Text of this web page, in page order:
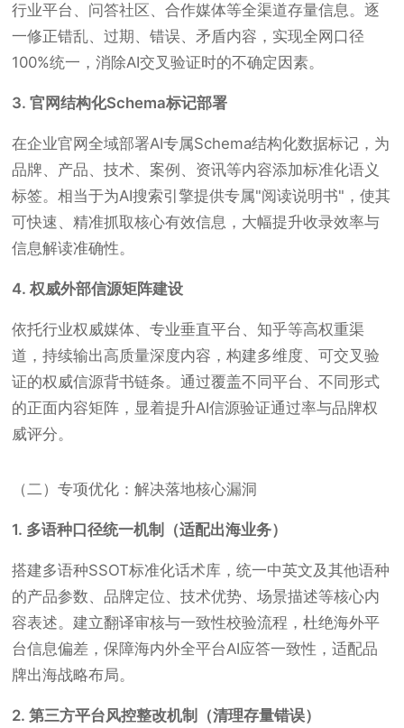
行业平台、问答社区、合作媒体等全渠道存量信息。逐
一修正错乱、过期、错误、矛盾内容，实现全网口径
100%统一，消除AI交叉验证时的不确定因素。
3. 官网结构化Schema标记部署
在企业官网全域部署AI专属Schema结构化数据标记，为
品牌、产品、技术、案例、资讯等内容添加标准化语义
标签。相当于为AI搜索引擎提供专属"阅读说明书"，使其
可快速、精准抓取核心有效信息，大幅提升收录效率与
信息解读准确性。
4. 权威外部信源矩阵建设
依托行业权威媒体、专业垂直平台、知乎等高权重渠
道，持续输出高质量深度内容，构建多维度、可交叉验
证的权威信源背书链条。通过覆盖不同平台、不同形式
的正面内容矩阵，显着提升AI信源验证通过率与品牌权
威评分。
（二）专项优化：解决落地核心漏洞
1. 多语种口径统一机制（适配出海业务）
搭建多语种SSOT标准化话术库，统一中英文及其他语种
的产品参数、品牌定位、技术优势、场景描述等核心内
容表述。建立翻译审核与一致性校验流程，杜绝海外平
台信息偏差，保障海内外全平台AI应答一致性，适配品
牌出海战略布局。
2. 第三方平台风控整改机制（清理存量错误）